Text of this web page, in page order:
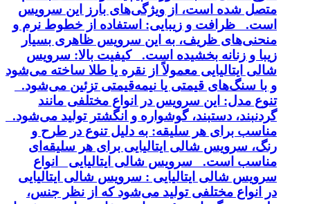
متصل شده است، از ویژگی‌های بارز این سرویس
است. ظرافت و زیبایی: استفاده از خطوط نرم و
منحنی‌های ظریف، به این سرویس ظاهری بسیار
زیبا و زنانه بخشیده است. کیفیت بالا: سرویس
شالی ایتالیایی معمولاً از نقره یا طلا ساخته می‌شود
و با سنگ‌های قیمتی یا نیمه‌قیمتی تزئین می‌شود.
تنوع مدل: این سرویس در انواع مختلفی مانند
گردنبند، دستبند، گوشواره و انگشتر تولید می‌شود.
مناسب برای هر سلیقه: به دلیل تنوع در طرح و
رنگ، سرویس شالی ایتالیایی برای هر سلیقه‌ای
مناسب است. سرویس شالی ایتالیایی انواع
سرویس شالی ایتالیایی : سرویس شالی ایتالیایی
در انواع مختلفی تولید می‌شود که از نظر جنس،